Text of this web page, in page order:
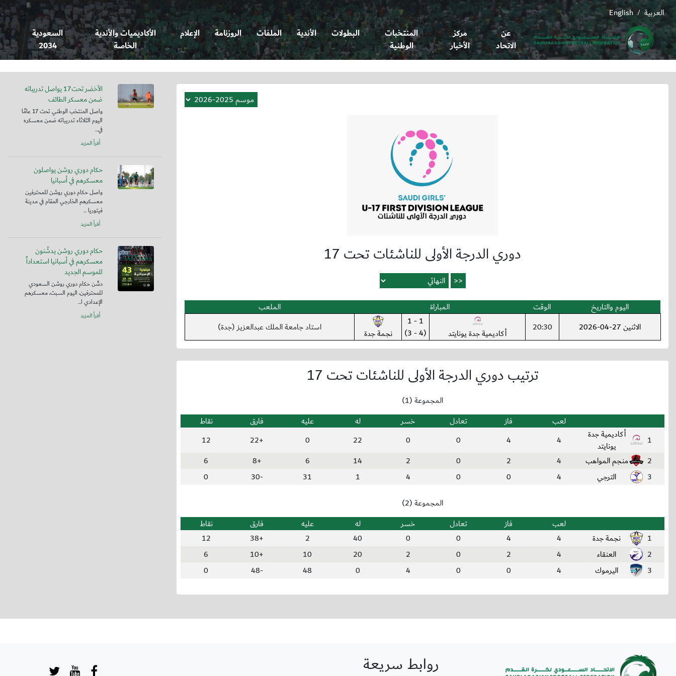
English / العربية
عن
الاتحاد
مركز
الأخبار
المنتخبات
الوطنية
البطولات الأندية الملفات الروزنامة الإعلام
الأكاديميات والأندية
الخاصة
السعودية
2034
دوري الدرجة الأولى للناشئات تحت 17
اليوم والتاريخ الوقت المباراة
الملعب
الاثنين 27-04-2026
20:30 أكاديمية جدة يونايتد
1 - 1
(4 - 3)
نجمة جدة استاد جامعة الملك عبدالعزيز (جدة)
ترتيب دوري الدرجة الأولى للناشئات تحت 17
المجموعة (1)
لعب
فاز تعادل خسر له عليه فارق
نقاط
1
أكاديمية جدة
يونايتد
4
4
0
0
22
0
+22
12
2
منجم المواهب 4
2
0
2
14
6
+8
6
3
الترجي 4
0
0
4
1
31
-30
0
المجموعة (2)
لعب
فاز تعادل خسر له عليه فارق
نقاط
1
نجمة جدة 4
4
0
0
40
2
+38
12
2
العنقاء 4
2
0
2
20
10
+10
6
3
اليرموك 4
0
0
4
0
48
-48
0
الأخضر تحت17 يواصل تدريباته
ضمن معسكر الطائف
واصل المنتخب الوطني تحت 17 عامًا
اليوم الثلاثاء تدريباته ضمن معسكره
في...
أقرأ المزيد
حكام دوري روشن يواصلون
معسكرهم في أسبانيا
واصل حكام دوري روشن للمحترفين
معسكرهم الخارجي المقام في مدينة
فيتوريا ...
أقرأ المزيد
حكام دوري روشن يدشّنون
معسكرهم في أسبانيا استعداداً
للموسم الجديد
دشّن حكام دوري روشن السعودي
للمحترفين، اليوم السبت، معسكرهم
الإعدادي ا...
أقرأ المزيد
روابط سريعة